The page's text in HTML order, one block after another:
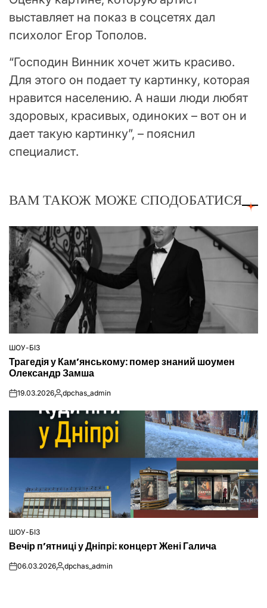
выставляет на показ в соцсетях дал
психолог Егор Тополов.
“Господин Винник хочет жить красиво.
Для этого он подает ту картинку, которая
нравится населению. А наши люди любят
здоровых, красивых, одиноких – вот он и
дает такую картинку”, – пояснил
специалист.
ВАМ ТАКОЖ МОЖЕ СПОДОБАТИСЯ
ОПУБЛІКУВАТИ
ШОУ-БІЗ
Трагедія у Кам’янському: помер знаний шоумен
Олександр Замша
on19.03.2026Опубліковано
dpchas_admin
ОПУБЛІКУВАТИ
У
ШОУ-БІЗ
Вечір п’ятниці у Дніпрі: концерт Жені Галича
on06.03.2026Опубліковано
dpchas_admin